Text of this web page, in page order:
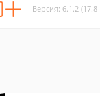
Версия: 6.1.2